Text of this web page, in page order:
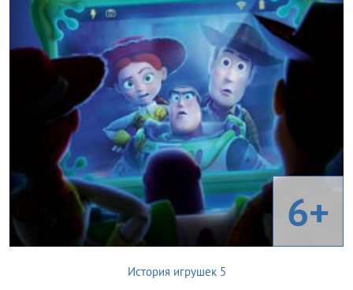
6+
История игрушек 5